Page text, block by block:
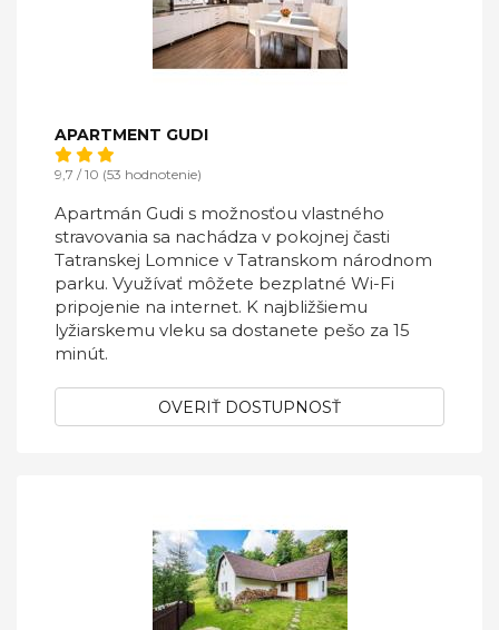
APARTMENT GUDI
9,7 / 10 (53 hodnotenie)
Apartmán Gudi s možnosťou vlastného
stravovania sa nachádza v pokojnej časti
Tatranskej Lomnice v Tatranskom národnom
parku. Využívať môžete bezplatné Wi-Fi
pripojenie na internet. K najbližšiemu
lyžiarskemu vleku sa dostanete pešo za 15
minút.
OVERIŤ DOSTUPNOSŤ